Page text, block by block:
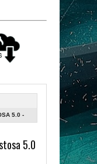
5.0 -
5.0